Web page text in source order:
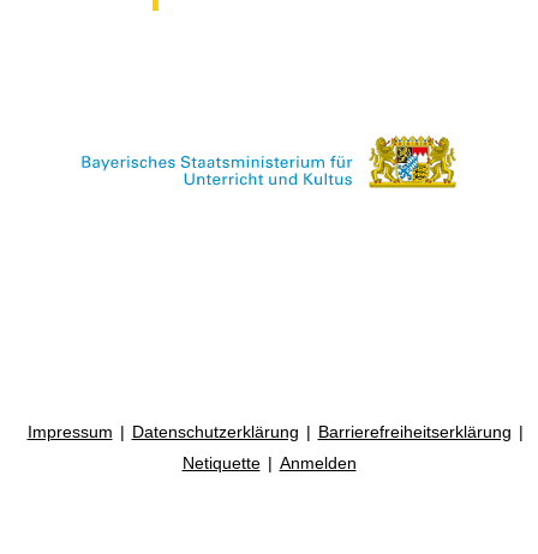
Impressum Datenschutzerklärung
Barrierefreiheitserklärung
Netiquette
Anmelden